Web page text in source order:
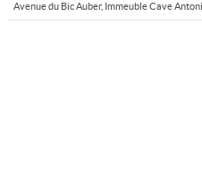
Avenue du Bic Auber, Immeuble Cave